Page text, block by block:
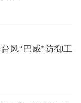
风“巴威”防御工